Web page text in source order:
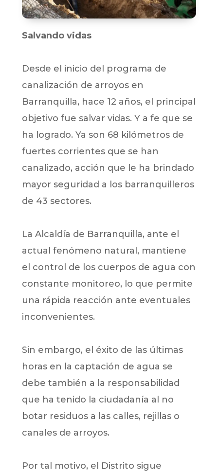
Salvando vidas
Desde el inicio del programa de
canalización de arroyos en
Barranquilla, hace 12 años, el principal
objetivo fue salvar vidas. Y a fe que se
ha logrado. Ya son 68 kilómetros de
fuertes corrientes que se han
canalizado, acción que le ha brindado
mayor seguridad a los barranquilleros
de 43 sectores.
La Alcaldía de Barranquilla, ante el
actual fenómeno natural, mantiene
el control de los cuerpos de agua con
constante monitoreo, lo que permite
una rápida reacción ante eventuales
inconvenientes.
Sin embargo, el éxito de las últimas
horas en la captación de agua se
debe también a la responsabilidad
que ha tenido la ciudadanía al no
botar residuos a las calles, rejillas o
canales de arroyos.
Por tal motivo, el Distrito sigue